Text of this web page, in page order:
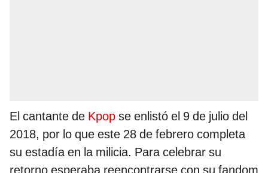
El cantante de Kpop se enlistó el 9 de julio del
2018, por lo que este 28 de febrero completa
su estadía en la milicia. Para celebrar su
retorno esperaba reencontrarse con su fandom